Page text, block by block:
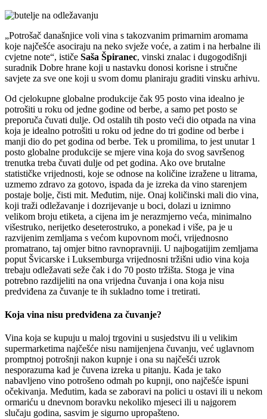
Potrošač današnjice voli vina s takozvanim primarnim aromama
koje najčešće asociraju na neko svježe voće, a zatim i na herbalne ili
cvjetne note , ističe Saša Špiranec, vinski znalac i dugogodišnji
suradnik Dobre hrane koji u nastavku donosi korisne i stručne
savjete za sve one koji u svom domu planiraju graditi vinsku arhivu.
Od cjelokupne globalne produkcije čak 95 posto vina idealno je
potrošiti u roku od jedne godine od berbe, a samo pet posto se
preporuča čuvati dulje. Od ostalih tih posto veći dio otpada na vina
koja je idealno potrošiti u roku od jedne do tri godine od berbe i
manji dio do pet godina od berbe. Tek u promilima, to jest unutar 1
posto globalne produkcije se mjere vina koja do svog savršenog
trenutka treba čuvati dulje od pet godina. Ako ove brutalne
statističke vrijednosti, koje se odnose na količine izražene u litrama,
uzmemo zdravo za gotovo, ispada da je izreka da vino starenjem
postaje bolje, čisti mit. Međutim, nije. Onaj količinski mali dio vina,
koji traži odležavanje i dozrijevanje u boci, dolazi u iznimno
velikom broju etiketa, a cijena im je nerazmjerno veća, minimalno
višestruko, nerijetko deseterostruko, a ponekad i više, pa je u
razvijenim zemljama s većom kupovnom moći, vrijednosno
promatrano, taj omjer bitno ravnopravniji. U najbogatijim zemljama
poput Švicarske i Luksemburga vrijednosni tržišni udio vina koja
trebaju odležavati seže čak i do 70 posto tržišta. Stoga je vina
potrebno razdijeliti na ona vrijedna čuvanja i ona koja nisu
predviđena za čuvanje te ih sukladno tome i tretirati.
Koja vina nisu predviđena za čuvanje?
Vina koja se kupuju u maloj trgovini u susjedstvu ili u velikim
supermarketima najčešće nisu namijenjena čuvanju, već uglavnom
promptnoj potrošnji nakon kupnje i ona su najčešći uzrok
nesporazuma kad je čuvena izreka u pitanju. Kada je tako
nabavljeno vino potrošeno odmah po kupnji, ono najčešće ispuni
očekivanja. Međutim, kada se zaboravi na polici u ostavi ili u nekom
ormariću u dnevnom boravku nekoliko mjeseci ili u najgorem
slučaju godina, sasvim je sigurno upropašteno.